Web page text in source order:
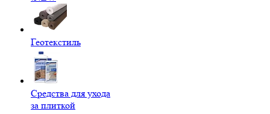
Геотекстиль
Средства для ухода
за плиткой